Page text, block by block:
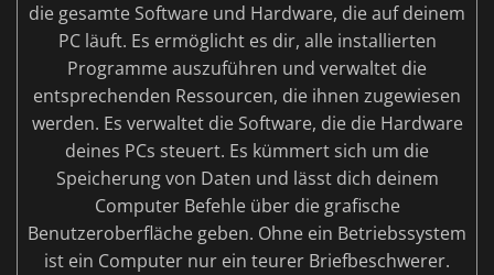
ANMELDEN ODER REGISTRIEREN
die gesamte Software und Hardware, die auf deinem
PC läuft. Es ermöglicht es dir, alle installierten
Programme auszuführen und verwaltet die
entsprechenden Ressourcen, die ihnen zugewiesen
werden. Es verwaltet die Software, die die Hardware
deines PCs steuert. Es kümmert sich um die
Speicherung von Daten und lässt dich deinem
Computer Befehle über die grafische
Benutzeroberfläche geben. Ohne ein Betriebssystem
ist ein Computer nur ein teurer Briefbeschwerer.